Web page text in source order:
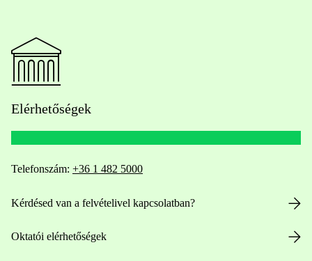
Elérhetőségek
Telefonszám: +36 1 482 5000
Kérdésed van a felvételivel kapcsolatban?
Oktatói elérhetőségek